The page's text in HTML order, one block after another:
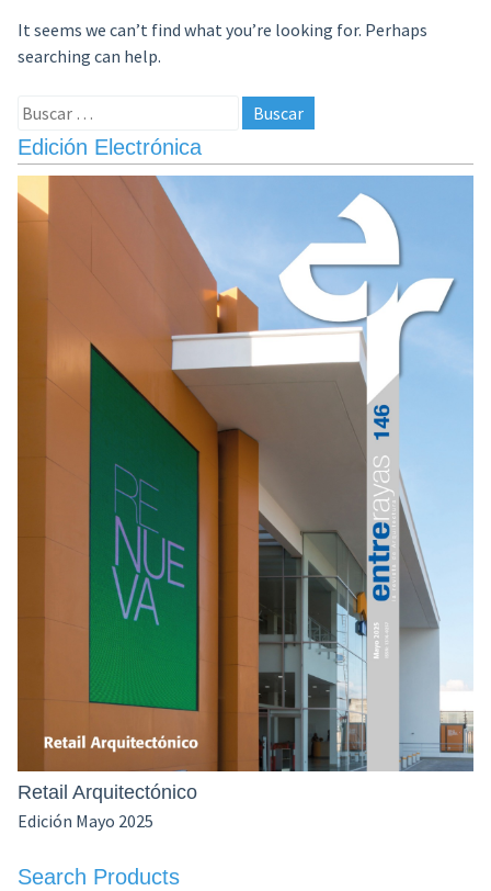
It seems we can’t find what you’re looking for. Perhaps
searching can help.
Buscar:
Edición Electrónica
Retail Arquitectónico
Edición Mayo 2025
Search Products